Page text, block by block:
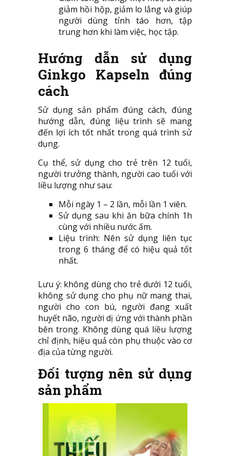
giảm hồi hộp, giảm lo lắng và giúp
người dùng tỉnh táo hơn, tập
trung hơn khi làm việc, học tập.
Hướng dẫn sử dụng
Ginkgo Kapseln đúng
cách
Sử dụng sản phẩm đúng cách, đúng
hướng dẫn, đúng liệu trình sẽ mang
đến lợi ích tốt nhất trong quá trình sử
dụng.
Cụ thể, sử dụng cho trẻ trên 12 tuổi,
người trưởng thành, người cao tuổi với
liều lượng như sau:
Mỗi ngày 1 – 2 lần, mỗi lần 1 viên.
Sử dụng sau khi ăn bữa chính 1h
cùng với nhiều nước ấm.
Liệu trình: Nên sử dụng liên tục
trong 6 tháng để có hiệu quả tốt
nhất.
Lưu ý: không dùng cho trẻ dưới 12 tuổi,
không sử dụng cho phụ nữ mang thai,
người cho con bú, người đang xuất
huyết não, người dị ứng với thành phần
bên trong. Không dùng quá liều lượng
chỉ định, hiệu quả còn phụ thuộc vào cơ
địa của từng người.
Đối tượng nên sử dụng
sản phẩm